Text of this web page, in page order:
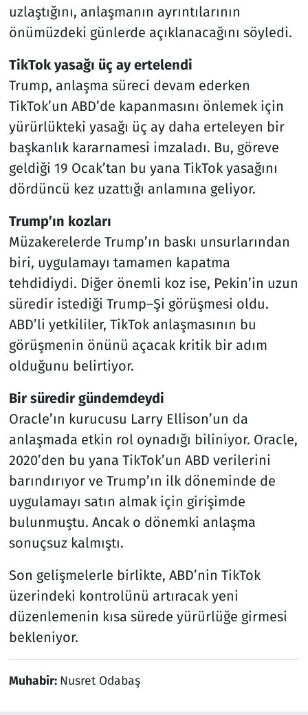
uzlaştığını, anlaşmanın ayrıntılarının
önümüzdeki günlerde açıklanacağını söyledi.
TikTok yasağı üç ay ertelendi
Trump, anlaşma süreci devam ederken
TikTok’un ABD’de kapanmasını önlemek için
yürürlükteki yasağı üç ay daha erteleyen bir
başkanlık kararnamesi imzaladı. Bu, göreve
geldiği 19 Ocak’tan bu yana TikTok yasağını
dördüncü kez uzattığı anlamına geliyor.
Trump’ın kozları
Müzakerelerde Trump’ın baskı unsurlarından
biri, uygulamayı tamamen kapatma
tehdidiydi. Diğer önemli koz ise, Pekin’in uzun
süredir istediği Trump–Şi görüşmesi oldu.
ABD’li yetkililer, TikTok anlaşmasının bu
görüşmenin önünü açacak kritik bir adım
olduğunu belirtiyor.
Bir süredir gündemdeydi
Oracle’ın kurucusu Larry Ellison’un da
anlaşmada etkin rol oynadığı biliniyor. Oracle,
2020’den bu yana TikTok’un ABD verilerini
barındırıyor ve Trump’ın ilk döneminde de
uygulamayı satın almak için girişimde
bulunmuştu. Ancak o dönemki anlaşma
sonuçsuz kalmıştı.
Son gelişmelerle birlikte, ABD’nin TikTok
üzerindeki kontrolünü artıracak yeni
düzenlemenin kısa sürede yürürlüğe girmesi
bekleniyor.
Muhabir: Nusret Odabaş